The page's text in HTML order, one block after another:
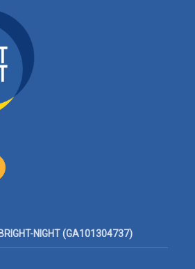
NIGHT (GA101304737)